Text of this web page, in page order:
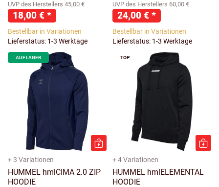
UVP des Herstellers 45,00 €
18,00 € *
Bestellbar in Variationen
Lieferstatus: 1-3 Werktage
UVP des Herstellers 60,00 €
24,00 € *
Bestellbar in Variationen
Lieferstatus: 1-3 Werktage
AUF LAGER
+ 3 Variationen
HUMMEL hmlCIMA 2.0 ZIP
HOODIE
TOP
+ 4 Variationen
HUMMEL hmlELEMENTAL
HOODIE